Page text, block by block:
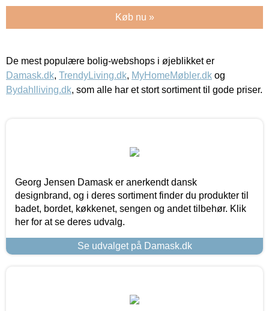
Køb nu »
De mest populære bolig-webshops i øjeblikket er
Damask.dk, TrendyLiving.dk, MyHomeMøbler.dk og
Bydahlliving.dk, som alle har et stort sortiment til gode priser.
Georg Jensen Damask er anerkendt dansk
designbrand, og i deres sortiment finder du produkter til
badet, bordet, køkkenet, sengen og andet tilbehør. Klik
her for at se deres udvalg.
Se udvalget på Damask.dk